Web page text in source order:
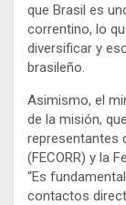
que Brasil es
correntino, lo
diversificar y
brasileño.
Asimismo, el
de la misión,
representantes
(FECORR) y la
“Es
contactos